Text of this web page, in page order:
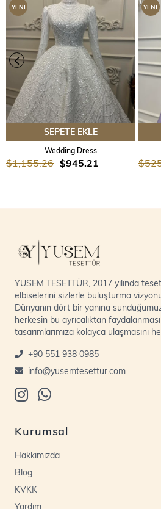
SEPETE EKLE
Wedding Dress
$945.21
$1,155.26
YENI
ÜRÜN
YENI
YUSEM TESETTÜR, 2017 yılında
elbiselerini sizlerle buluşturma
Dünyanın dört bir yanına
herkesin bu ayrıcalıktan
tasarımlarımıza kolayca ulaşmasını
+90 551 938 0985
info@yusemtesettur.com
Kurumsal
Hakkımızda
Blog
KVKK
Yardım